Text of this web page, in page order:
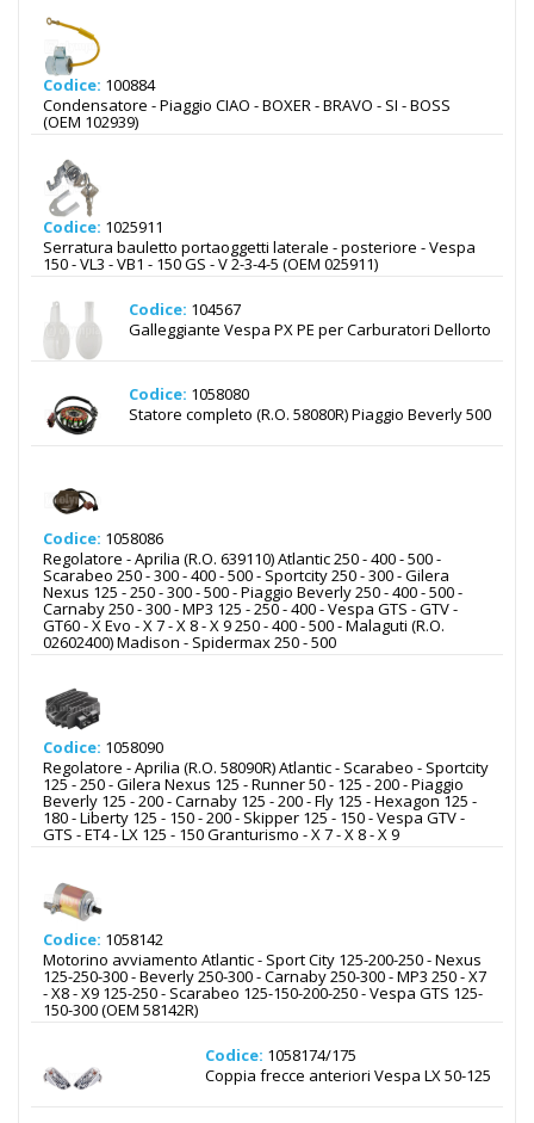
Codice: 100884
Condensatore - Piaggio CIAO - BOXER - BRAVO - SI - BOSS
(OEM 102939)
Codice: 1025911
Serratura bauletto portaoggetti laterale - posteriore - Vespa
150 - VL3 - VB1 - 150 GS - V 2-3-4-5 (OEM 025911)
Codice: 104567
Galleggiante Vespa PX PE per Carburatori Dellorto
Codice: 1058080
Statore completo (R.O. 58080R) Piaggio Beverly 500
Codice: 1058086
Regolatore - Aprilia (R.O. 639110) Atlantic 250 - 400 - 500 -
Scarabeo 250 - 300 - 400 - 500 - Sportcity 250 - 300 - Gilera
Nexus 125 - 250 - 300 - 500 - Piaggio Beverly 250 - 400 - 500 -
Carnaby 250 - 300 - MP3 125 - 250 - 400 - Vespa GTS - GTV -
GT60 - X Evo - X 7 - X 8 - X 9 250 - 400 - 500 - Malaguti (R.O.
02602400) Madison - Spidermax 250 - 500
Codice: 1058090
Regolatore - Aprilia (R.O. 58090R) Atlantic - Scarabeo - Sportcity
125 - 250 - Gilera Nexus 125 - Runner 50 - 125 - 200 - Piaggio
Beverly 125 - 200 - Carnaby 125 - 200 - Fly 125 - Hexagon 125 -
180 - Liberty 125 - 150 - 200 - Skipper 125 - 150 - Vespa GTV -
GTS - ET4 - LX 125 - 150 Granturismo - X 7 - X 8 - X 9
Codice: 1058142
Motorino avviamento Atlantic - Sport City 125-200-250 - Nexus
125-250-300 - Beverly 250-300 - Carnaby 250-300 - MP3 250 - X7
- X8 - X9 125-250 - Scarabeo 125-150-200-250 - Vespa GTS 125-
150-300 (OEM 58142R)
Codice: 1058174/175
Coppia frecce anteriori Vespa LX 50-125